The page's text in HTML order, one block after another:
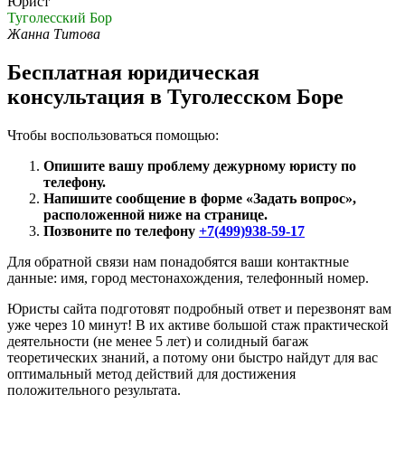
Туголесский Бор
Жанна Титова
Бесплатная юридическая
консультация в Туголесском Боре
Чтобы воспользоваться помощью:
Опишите вашу проблему дежурному юристу по
телефону.
Напишите сообщение в форме «Задать вопрос»,
расположенной ниже на странице.
Позвоните по телефону +7(499)938-59-17
Для обратной связи нам понадобятся ваши контактные
данные: имя, город местонахождения, телефонный номер.
Юристы сайта подготовят подробный ответ и перезвонят вам
уже через 10 минут! В их активе большой стаж практической
деятельности (не менее 5 лет) и солидный багаж
теоретических знаний, а потому они быстро найдут для вас
оптимальный метод действий для достижения
положительного результата.